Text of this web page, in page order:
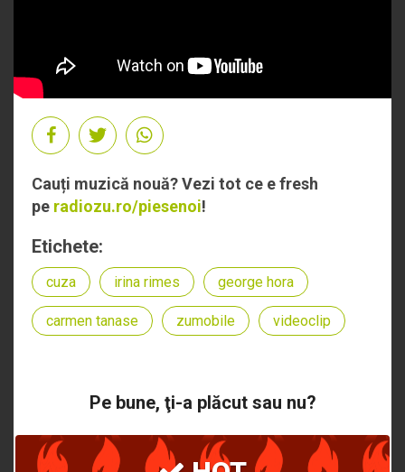
Cauți muzică nouă? Vezi tot ce e fresh
pe radiozu.ro/piesenoi!
Etichete:
cuza irina rimes george hora
carmen tanase zumobile videoclip
Pe bune, ţi-a plăcut sau nu?